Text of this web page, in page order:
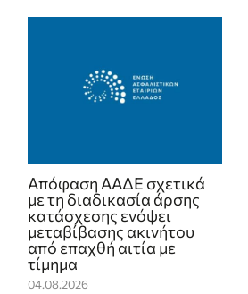
Απόφαση ΑΑΔΕ σχετικά
με τη διαδικασία άρσης
κατάσχεσης ενόψει
μεταβίβασης ακινήτου
από επαχθή αιτία με
τίμημα
04.08.2026